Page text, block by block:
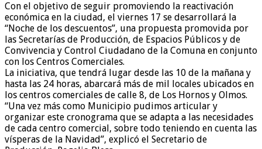
Con el objetivo de seguir promoviendo la reactivación
económica en la ciudad, el viernes 17 se desarrollará la
“Noche de los descuentos”, una propuesta promovida por
las Secretarías de Producción, de Espacios Públicos y de
Convivencia y Control Ciudadano de la Comuna en conjunto
con los Centros Comerciales.
La iniciativa, que tendrá lugar desde las 10 de la mañana y
hasta las 24 horas, abarcará más de mil locales ubicados en
los centros comerciales de calle 8, de Los Hornos y Olmos.
“Una vez más como Municipio pudimos articular y
organizar este cronograma que se adapta a las necesidades
de cada centro comercial, sobre todo teniendo en cuenta las
vísperas de la Navidad”, explicó el Secretario de